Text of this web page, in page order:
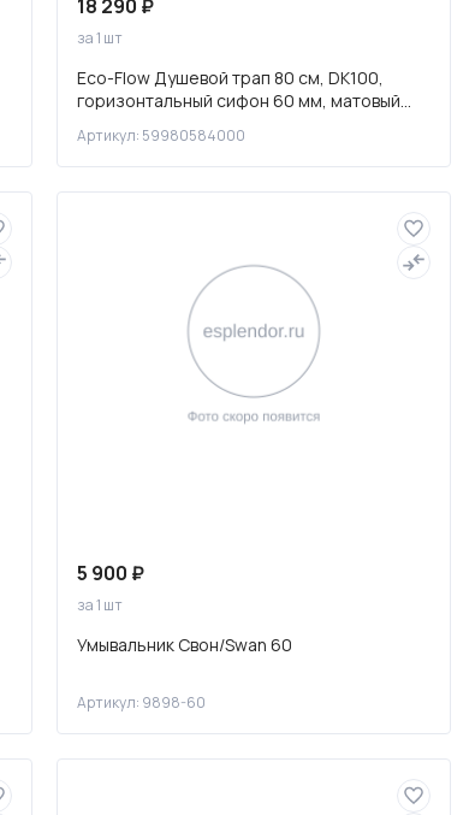
18 290 ₽
за 1 шт
Eco-Flow Душевой трап 80 см, DK100,
горизонтальный сифон 60 мм, матовый
Артикул: 59980584000
5 900 ₽
за 1 шт
Умывальник Свон/Swan 60
Артикул: 9898-60